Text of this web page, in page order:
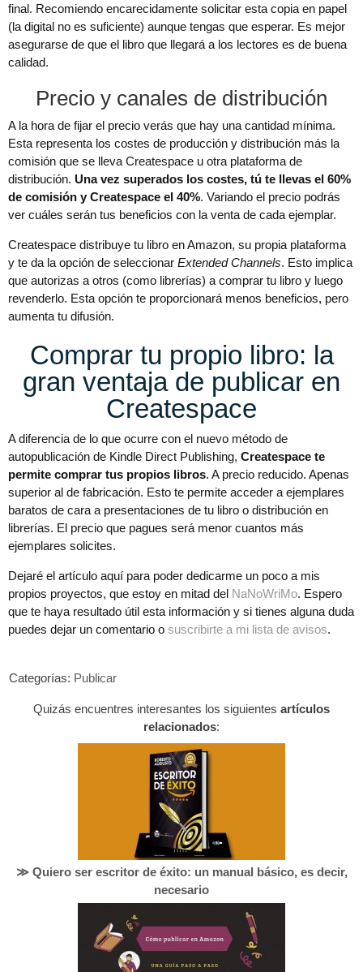
final. Recomiendo encarecidamente solicitar esta copia en papel
(la digital no es suficiente) aunque tengas que esperar. Es mejor
asegurarse de que el libro que llegará a los lectores es de buena
calidad.
Precio y canales de distribución
A la hora de fijar el precio verás que hay una cantidad mínima.
Esta representa los costes de producción y distribución más la
comisión que se lleva Createspace u otra plataforma de
distribución. Una vez superados los costes, tú te llevas el 60%
de comisión y Createspace el 40%. Variando el precio podrás
ver cuáles serán tus beneficios con la venta de cada ejemplar.
Createspace distribuye tu libro en Amazon, su propia plataforma
y te da la opción de seleccionar Extended Channels. Esto implica
que autorizas a otros (como librerías) a comprar tu libro y luego
revenderlo. Esta opción te proporcionará menos beneficios, pero
aumenta tu difusión.
Comprar tu propio libro: la
gran ventaja de publicar en
Createspace
A diferencia de lo que ocurre con el nuevo método de
autopublicación de Kindle Direct Publishing, Createspace te
permite comprar tus propios libros. A precio reducido. Apenas
superior al de fabricación. Esto te permite acceder a ejemplares
baratos de cara a presentaciones de tu libro o distribución en
librerías. El precio que pagues será menor cuantos más
ejemplares solicites.
Dejaré el artículo aquí para poder dedicarme un poco a mis
propios proyectos, que estoy en mitad del NaNoWriMo. Espero
que te haya resultado útil esta información y si tienes alguna duda
puedes dejar un comentario o suscribirte a mi lista de avisos.
Categorías: Publicar
Quizás encuentres interesantes los siguientes artículos
relacionados:
≫ Quiero ser escritor de éxito: un manual básico, es decir,
necesario